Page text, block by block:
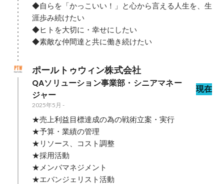
◆自らを「かっこいい！」と心から言える人生を、生
涯歩み続けたい
◆ヒトを大切に・幸せにしたい
◆素敵な仲間達と共に働き続けたい
ポールトゥウィン株式会社
QAソリューション事業部・シニアマネー
ジャー
現在
2025年5月 -
★売上利益目標達成の為の戦術立案・実行
★予算・業績の管理
★リソース、コスト調整
★採用活動
★メンバマネジメント
★エバンジェリスト活動